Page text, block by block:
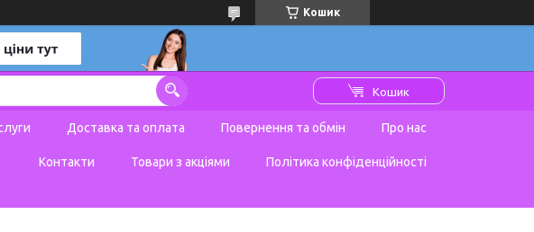
Кошик
Кошик
Доставка та оплата Повернення та обмін Про нас
Контакти Товари з акціями Політика конфіденційності